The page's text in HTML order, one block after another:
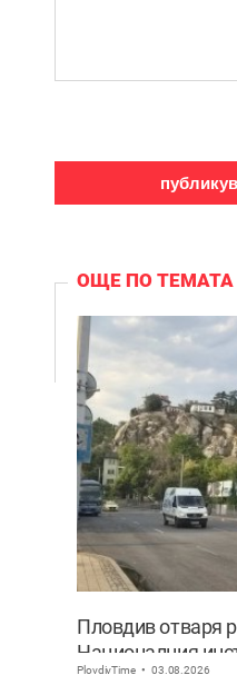
ОЩЕ ПО ТЕМАТА
Пловдив отваря
Националния
културно
PlovdivTime 03.08.2026